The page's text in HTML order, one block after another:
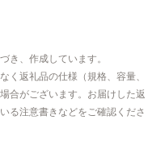
き、作成しています。
く返礼品の仕様（規格、容量、
合がございます。お届けした返
る注意書きなどをご確認くださ